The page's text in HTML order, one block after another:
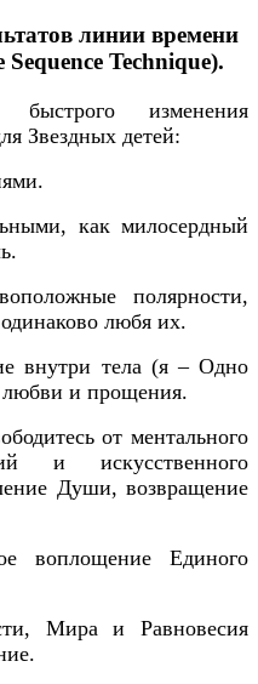
линии времени
Technique).
быстрого изменения
Звездных детей:
как милосердный
полярности,
любя их.
внутри тела (я – Одно
любви и прощения.
от ментального
и искусственного
Души, возвращение
воплощение Единого
Мира и Равновесия